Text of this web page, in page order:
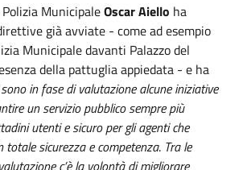
Polizia MunicipaleOscar Aiello ha
già avviate - come ad esempio
Municipale davanti Palazzo del
della pattuglia appiedata - e ha
sono in fase di valutazione alcune iniziative
un servizio pubblico sempre più
utenti e sicuro per gli agenti che
totale sicurezza e competenza. Tra le
c’è la volontà di migliorare